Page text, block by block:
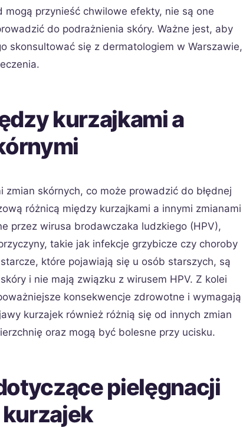
przynieść chwilowe efekty, nie są one
do podrażnienia skóry. Ważne jest, aby
skonsultować się z dermatologiem w Warszawie,
kurzajkami a
skórnych, co może prowadzić do błędnej
różnicą między kurzajkami a innymi zmianami
przez wirusa brodawczaka ludzkiego (HPV),
takie jak infekcje grzybicze czy choroby
które pojawiają się u osób starszych, są
i nie mają związku z wirusem HPV. Z kolei
konsekwencje zdrowotne i wymagają
kurzajek również różnią się od innych zmian
oraz mogą być bolesne przy ucisku.
pielęgnacji